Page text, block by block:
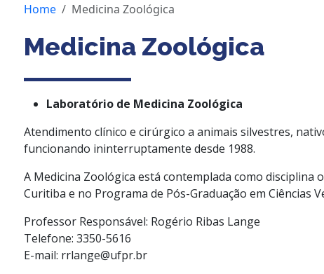
Home Medicina Zoológica
Medicina Zoológica
Laboratório de Medicina Zoológica
Atendimento clínico e cirúrgico a animais silvestres,
funcionando ininterruptamente desde 1988.
A Medicina Zoológica está contemplada como
Curitiba e no Programa de Pós-Graduação em Ciências
Professor Responsável: Rogério Ribas Lange
Telefone: 3350-5616
E-mail: rrlange@ufpr.br